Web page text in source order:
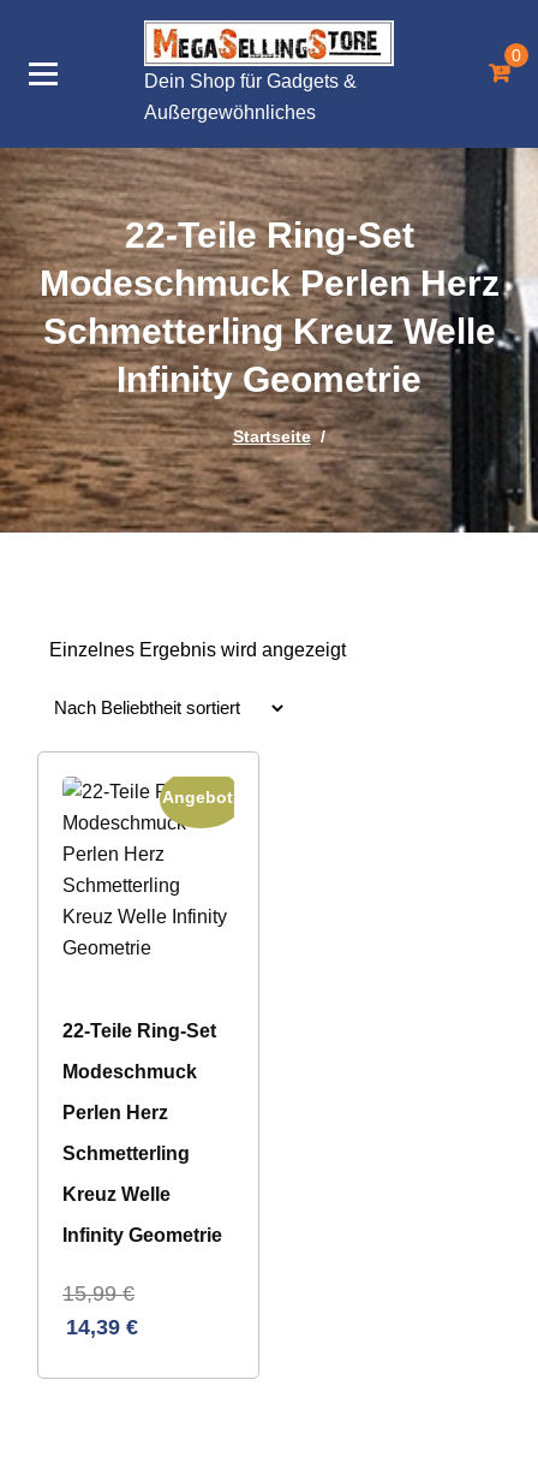
springen
Dein Shop für Gadgets &
Außergewöhnliches
0
22‑Teile Ring‑Set
Modeschmuck Perlen Herz
Schmetterling Kreuz Welle
Infinity Geometrie
Startseite/
Einzelnes Ergebnis wird angezeigt
Angebot!
22‑Teile Ring‑Set
Modeschmuck
Perlen Herz
Schmetterling
Kreuz Welle
Infinity Geometrie
15,99€
14,39 €